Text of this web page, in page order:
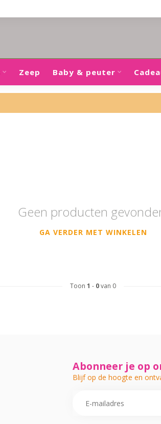
Zeep Baby & peuter
Geen producten
GA VERDER MET WINKELEN
Toon 1 - 0van 0
Abonneer je op
Blijf op de hoogte en